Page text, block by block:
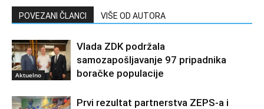
POVEZANI ČLANCI VIŠE OD AUTORA
Aktuelno
Vlada ZDK podržala
samozapošljavanje 97 pripadnika
boračke populacije
Prvi rezultat partnerstva ZEPS-a i